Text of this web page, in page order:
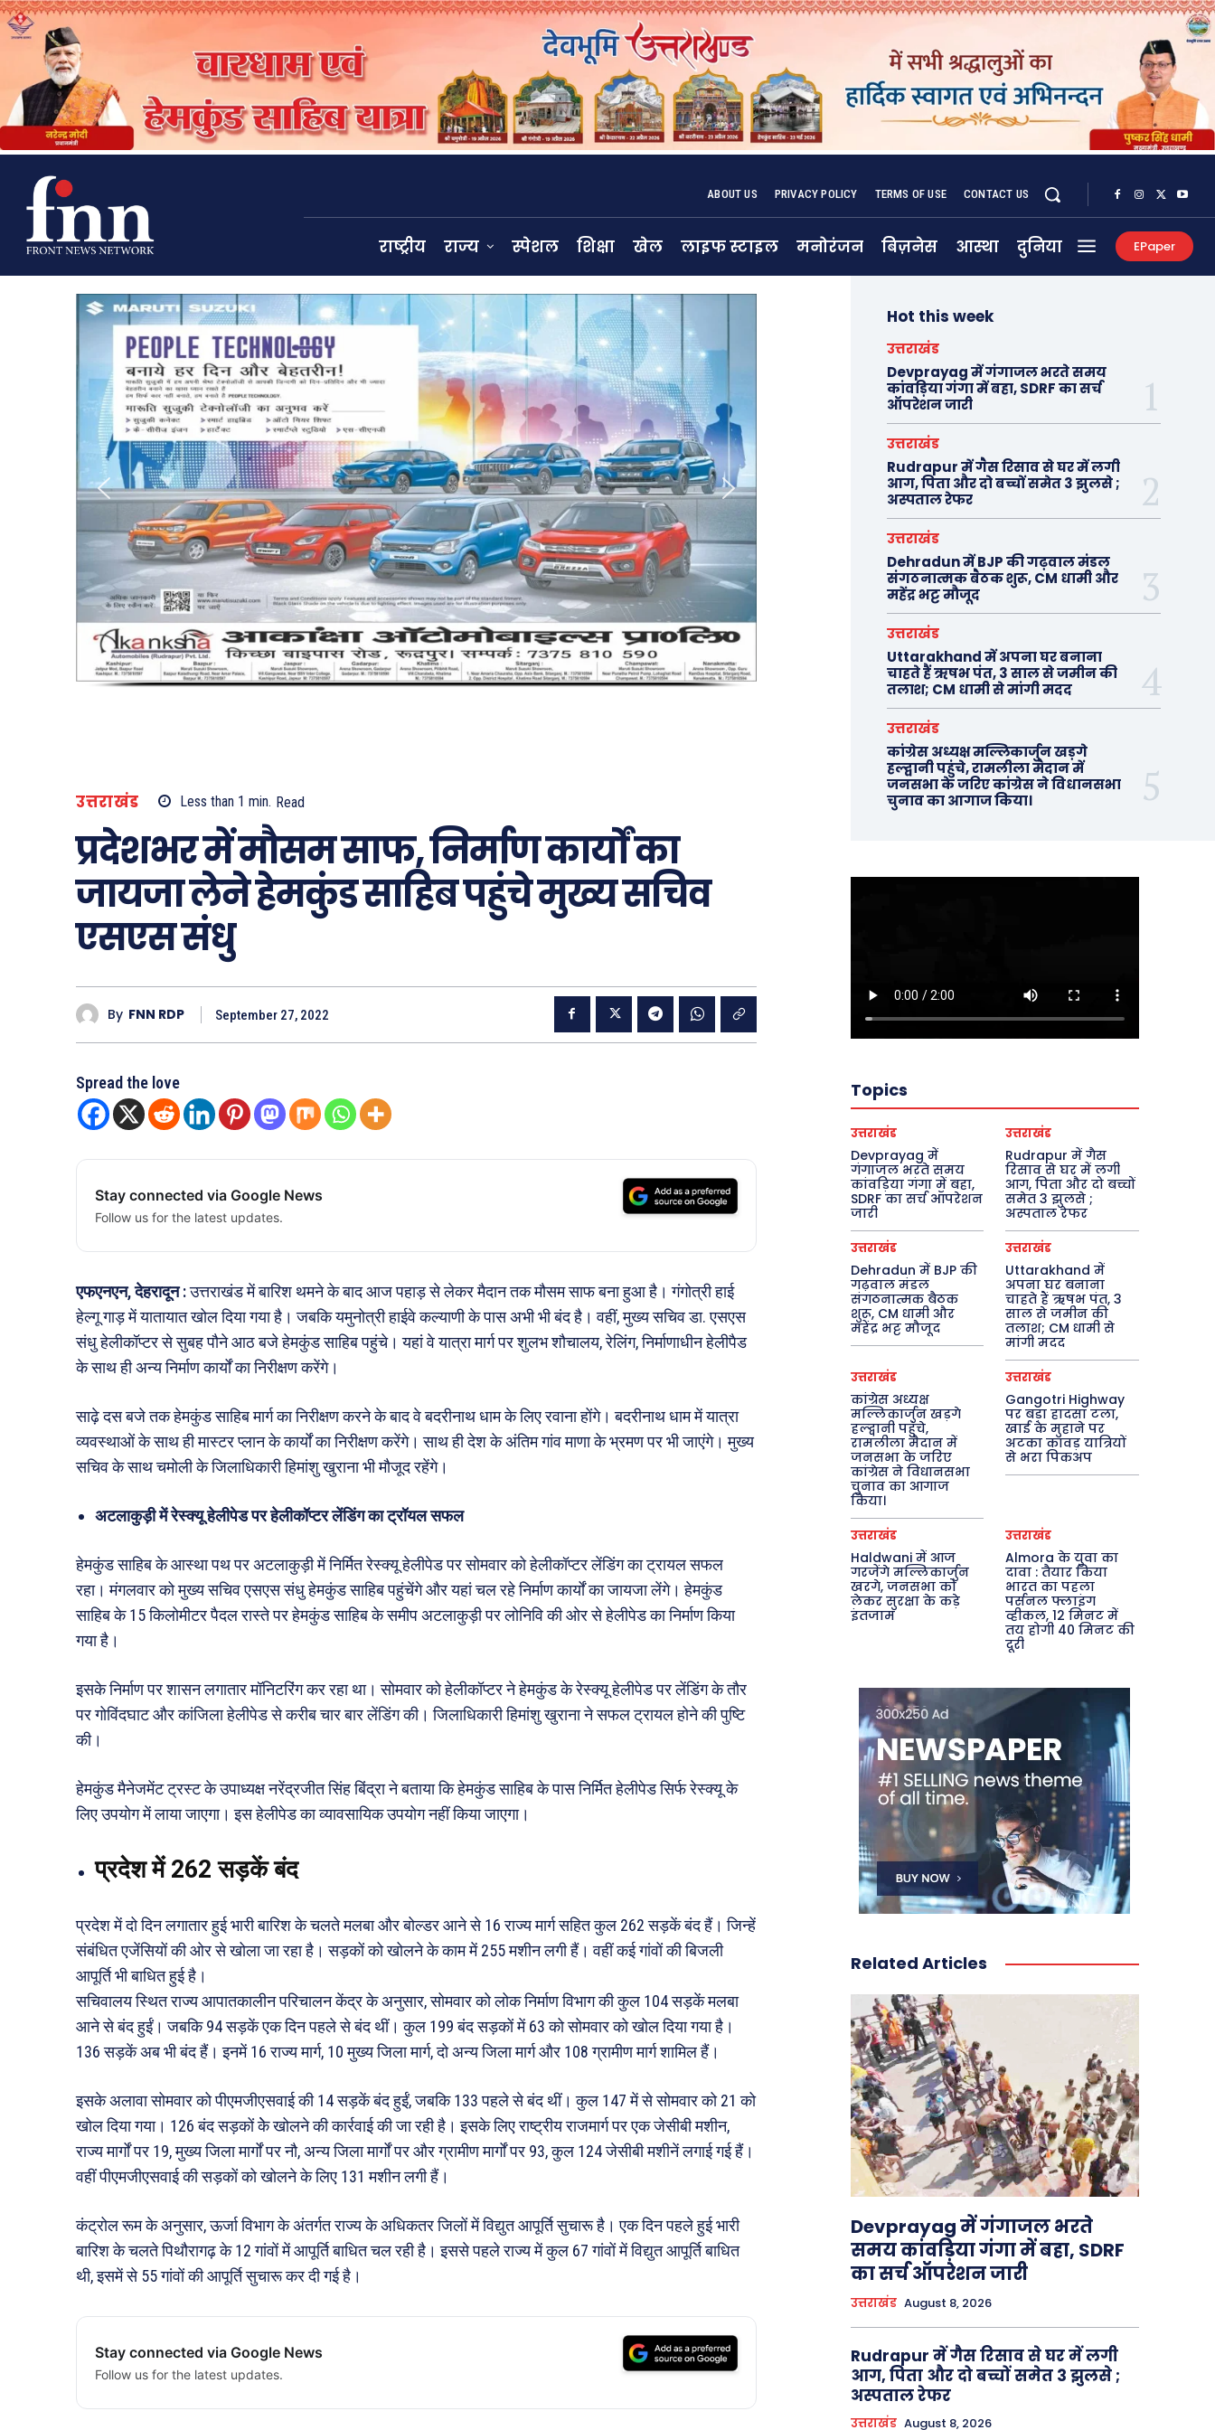
ABOUT US PRIVACY POLICY TERMS OF USE CONTACT US
राष्ट्रीय राज्य स्पेशल शिक्षा खेल लाइफ स्टाइल मनोरंजन बिज़नेस आस्था दुनिया EPaper
उत्तराखंड Less than 1 min. Read
प्रदेशभर में मौसम साफ, निर्माण कार्यों का
जायजा लेने हेमकुंड साहिब पहुंचे मुख्य सचिव
एसएस संधु
By FNN RDP September 27, 2022
Spread the love
Stay connected via Google News
Follow us for the latest updates.
एफएनएन, देहरादून :उत्तराखंड में बारिश थमने के बाद आज पहाड़ से लेकर मैदान तक मौसम साफ बना हुआ है। गंगोत्री हाई
हेल्गू गाड़ में यातायात खोल दिया गया है। जबकि यमुनोत्री हाईवे कल्याणी के पास अभी भी बंद है। वहीं, मुख्य सचिव डा. एसएस
संधु हेलीकॉप्टर से सुबह पौने आठ बजे हेमकुंड साहिब पहुंचे। यहां वे यात्रा मार्ग पर शुलभ शौचालय, रेलिंग, निर्माणाधीन हेलीपैड
के साथ ही अन्य निर्माण कार्यों का निरीक्षण करेंगे।
साढ़े दस बजे तक हेमकुंड साहिब मार्ग का निरीक्षण करने के बाद वे बदरीनाथ धाम के लिए रवाना होंगे। बदरीनाथ धाम में यात्रा
व्यवस्थाओं के साथ ही मास्टर प्लान के कार्यों का निरीक्षण करेंगे। साथ ही देश के अंतिम गांव माणा के भ्रमण पर भी जाएंगे। मुख्य
सचिव के साथ चमोली के जिलाधिकारी हिमांशु खुराना भी मौजूद रहेंगे।
अटलाकुड़ी में रेस्क्यू हेलीपेड पर हेलीकॉप्टर लेंडिंग का ट्रॉयल सफल
हेमकुंड साहिब के आस्था पथ पर अटलाकुड़ी में निर्मित रेस्क्यू हेलीपेड पर सोमवार को हेलीकॉप्टर लेंडिंग का ट्रायल सफल
रहा। मंगलवार को मुख्य सचिव एसएस संधु हेमकुंड साहिब पहुंचेंगे और यहां चल रहे निर्माण कार्यों का जायजा लेंगे। हेमकुंड
साहिब के 15 किलोमीटर पैदल रास्ते पर हेमकुंड साहिब के समीप अटलाकुड़ी पर लोनिवि की ओर से हेलीपेड का निर्माण किया
गया है।
इसके निर्माण पर शासन लगातार मॉनिटरिंग कर रहा था। सोमवार को हेलीकॉप्टर ने हेमकुंड के रेस्क्यू हेलीपेड पर लेंडिंग के तौर
पर गोविंदघाट और कांजिला हेलीपेड से करीब चार बार लेंडिंग की। जिलाधिकारी हिमांशु खुराना ने सफल ट्रायल होने की पुष्टि
की।
हेमकुंड मैनेजमेंट ट्रस्ट के उपाध्यक्ष नरेंद्रजीत सिंह बिंद्रा ने बताया कि हेमकुंड साहिब के पास निर्मित हेलीपेड सिर्फ रेस्क्यू के
लिए उपयोग में लाया जाएगा। इस हेलीपेड का व्यावसायिक उपयोग नहीं किया जाएगा।
प्रदेश में 262 सड़कें बंद
प्रदेश में दो दिन लगातार हुई भारी बारिश के चलते मलबा और बोल्डर आने से 16 राज्य मार्ग सहित कुल 262 सड़कें बंद हैं। जिन्हें
संबंधित एजेंसियों की ओर से खोला जा रहा है। सड़कों को खोलने के काम में 255 मशीन लगी हैं। वहीं कई गांवों की बिजली
आपूर्ति भी बाधित हुई है।
सचिवालय स्थित राज्य आपातकालीन परिचालन केंद्र के अनुसार, सोमवार को लोक निर्माण विभाग की कुल 104 सड़कें मलबा
आने से बंद हुईं। जबकि 94 सड़कें एक दिन पहले से बंद थीं। कुल 199 बंद सड़कों में 63 को सोमवार को खोल दिया गया है।
136 सड़कें अब भी बंद हैं। इनमें 16 राज्य मार्ग, 10 मुख्य जिला मार्ग, दो अन्य जिला मार्ग और 108 ग्रामीण मार्ग शामिल हैं।
इसके अलावा सोमवार को पीएमजीएसवाई की 14 सड़कें बंद हुईं, जबकि 133 पहले से बंद थीं। कुल 147 में से सोमवार को 21 को
खोल दिया गया। 126 बंद सड़कों केे खोलने की कार्रवाई की जा रही है। इसके लिए राष्ट्रीय राजमार्ग पर एक जेसीबी मशीन,
राज्य मार्गों पर 19, मुख्य जिला मार्गों पर नौ, अन्य जिला मार्गों पर और ग्रामीण मार्गों पर 93, कुल 124 जेसीबी मशीनें लगाई गई हैं।
वहीं पीएमजीएसवाई की सड़कों को खोलने के लिए 131 मशीन लगी हैं।
कंट्रोल रूम के अनुसार, ऊर्जा विभाग के अंतर्गत राज्य के अधिकतर जिलों में विद्युत आपूर्ति सुचारू है। एक दिन पहले हुई भारी
बारिश के चलते पिथौरागढ़ के 12 गांवों में आपूर्ति बाधित चल रही है। इससे पहले राज्य में कुल 67 गांवों में विद्युत आपूर्ति बाधित
थी, इसमें से 55 गांवों की आपूर्ति सुचारू कर दी गई है।
Stay connected via Google News
Follow us for the latest updates.
Hot this week
उत्तराखंड
Devprayag में गंगाजल भरते समय
कांवड़िया गंगा में बहा, SDRF का सर्च
ऑपरेशन जारी
उत्तराखंड
Rudrapur में गैस रिसाव से घर में लगी
आग, पिता और दो बच्चों समेत 3 झुलसे ;
अस्पताल रेफर
उत्तराखंड
Dehradun में BJP की गढ़वाल मंडल
संगठनात्मक बैठक शुरू, CM धामी और
महेंद्र भट्ट मौजूद
उत्तराखंड
Uttarakhand में अपना घर बनाना
चाहते हैं ऋषभ पंत, 3 साल से जमीन की
तलाश; CM धामी से मांगी मदद
उत्तराखंड
कांग्रेस अध्यक्ष मल्लिकार्जुन खड़गे
हल्द्वानी पहुंचे, रामलीला मैदान में
जनसभा के जरिए कांग्रेस ने विधानसभा
चुनाव का आगाज किया।
Topics
उत्तराखंड
Devprayag में
गंगाजल भरते समय
कांवड़िया गंगा में बहा,
SDRF का सर्च ऑपरेशन
जारी
उत्तराखंड
Rudrapur में गैस
रिसाव से घर में लगी
आग, पिता और दो बच्चों
समेत 3 झुलसे ;
अस्पताल रेफर
उत्तराखंड
Dehradun में BJP की
गढ़वाल मंडल
संगठनात्मक बैठक
शुरू, CM धामी और
महेंद्र भट्ट मौजूद
उत्तराखंड
Uttarakhand में
अपना घर बनाना
चाहते हैं ऋषभ पंत, 3
साल से जमीन की
तलाश; CM धामी से
मांगी मदद
उत्तराखंड
कांग्रेस अध्यक्ष
मल्लिकार्जुन खड़गे
हल्द्वानी पहुंचे,
रामलीला मैदान में
जनसभा के जरिए
कांग्रेस ने विधानसभा
चुनाव का आगाज
किया।
उत्तराखंड
Gangotri Highway
पर बड़ा हादसा टला,
खाई के मुहाने पर
अटका कांवड़ यात्रियों
से भरा पिकअप
उत्तराखंड
Haldwani में आज
गरजेंगे मल्लिकार्जुन
खरगे, जनसभा को
लेकर सुरक्षा के कड़े
इंतजाम
उत्तराखंड
Almora के युवा का
दावा : तैयार किया
भारत का पहला
पर्सनल फ्लाइंग
व्हीकल, 12 मिनट में
तय होगी 40 मिनट की
दूरी
Related Articles
Devprayag में गंगाजल भरते
समय कांवड़िया गंगा में बहा, SDRF
का सर्च ऑपरेशन जारी
उत्तराखंड August 8, 2026
Rudrapur में गैस रिसाव से घर में लगी
आग, पिता और दो बच्चों समेत 3 झुलसे ;
अस्पताल रेफर
उत्तराखंड August 8, 2026